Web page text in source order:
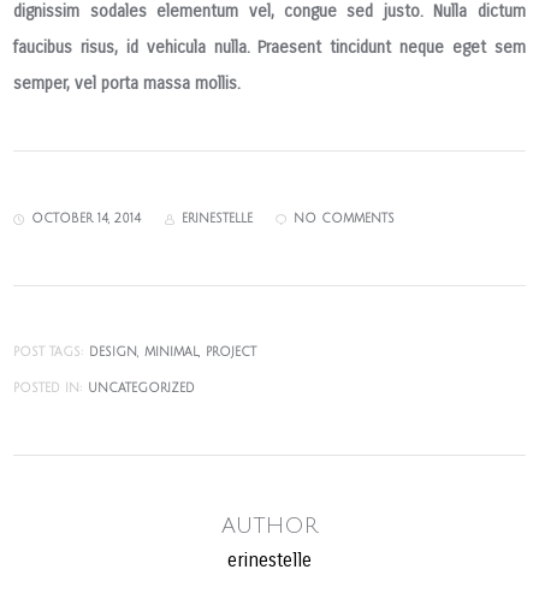
dignissim sodales elementum vel, congue sed justo. Nulla dictum
faucibus risus, id vehicula nulla. Praesent tincidunt neque eget sem
semper, vel porta massa mollis.
OCTOBER 14, 2014 ERINESTELLE NO COMMENTS
POST TAGS: DESIGN MINIMAL PROJECT
POSTED IN: UNCATEGORIZED
AUTHOR
erinestelle